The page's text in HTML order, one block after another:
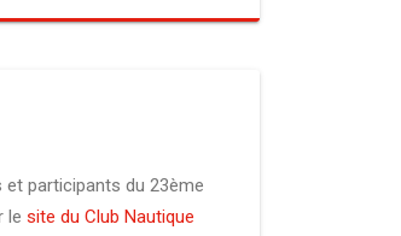
participants du 23ème
le site du Club Nautique